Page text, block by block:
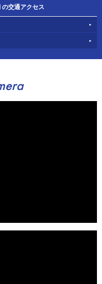
交通アクセス